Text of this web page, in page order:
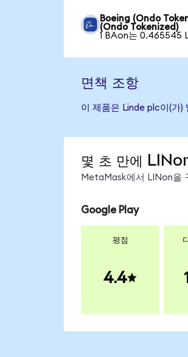
Boeing (Ondo
(Ondo Tokenized)
1 BAon는 0.465545
면책 조항
이 제품은 Linde plc이(가)
몇 초 만에
MetaMask에서 LINon을
Google Play
평점
4.4